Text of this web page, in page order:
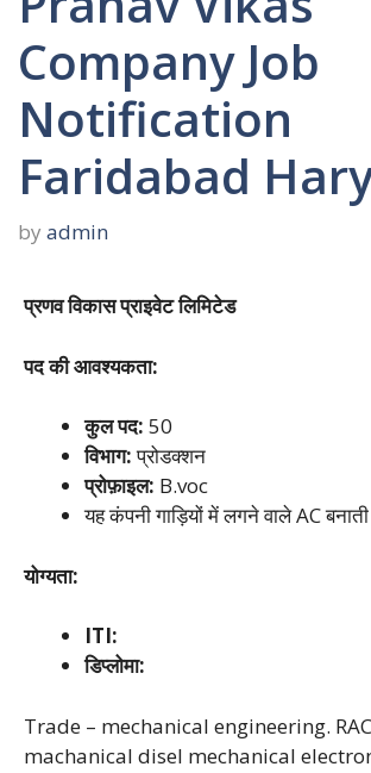
Company Job
Notification
Faridabad
by admin
प्रणव विकास प्राइवेट लिमिटेड
पद की आवश्यकता:
कुल पद: 50
विभाग:प्रोडक्शन
प्रोफ़ाइल: B.voc
यह कंपनी गाड़ियों में लगने वाले AC
योग्यता:
ITI:
डिप्लोमा:
Trade – mechanical engineering.
machanical disel mechanical